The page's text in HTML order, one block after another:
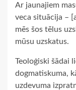
Ar jaunajiem
veca situācija –
mēs šos tēlus
mūsu uzskatus.
Teoloģiski šādai
dogmatiskuma,
uzdevuma